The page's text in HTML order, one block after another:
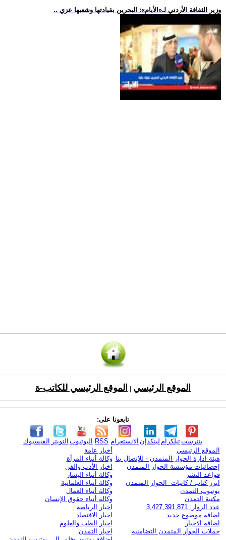
.. وزير الثقافة الأردني لـ«الأيام»: البحرين بقيادتها وشعبها عزي
الموقع الرئيسي الموقع الرئيسي للكاتب-ة
تابعونا على:
الفيسبوك التويتر اليوتيوب RSS الانستغرام لينكدإن تيلكرامبنترست
الموقع الرئيسي
هيئة ادارة الحوار المتمدن - للإتصال بنا
إحصائيات مؤسسة الحوار المتمدن
قواعد النشر
ابرز كتاب / كاتبات الحوار المتمدن
يوتيوب التمدن
مكتبة التمدن
عدد الزوار: 3,427,391,871
اضافة موضوع جديد
اضافة الاخبار
حملات الحوار المتمدن التضامنية
أخبار عامة
وكالة أنباء المرأة
اخبار الأدب والفن
وكالة أنباء اليسار
وكالة أنباء العلمانية
وكالة أنباء العمال
وكالة أنباء حقوق الإنسان
اخبار الرياضة
اخبار الاقتصاد
اخبار الطب والعلوم
اخبار التمدن